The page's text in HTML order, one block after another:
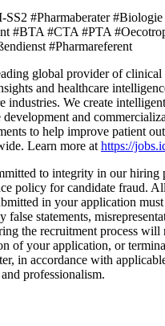
#Pharmaberater
#BTA #CTA #PTA
#Pharmareferent
global provider of clinical
and healthcare
industries. We create
development and
to help improve patient
Learn more at https://
to integrity in our hiring
policy for candidate fraud.
in your application
false statements,
the recruitment process will
of your application, or
in accordance with
professionalism.